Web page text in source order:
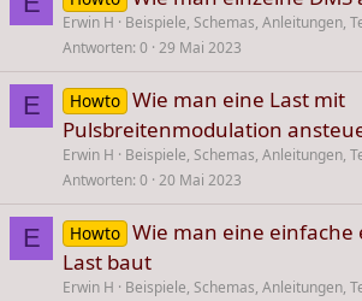
Erwin H
Beispiele, Schemas, Anleitungen,
Antworten 0 29 Mai 2023
E Howto Wie man eine Last mit
Pulsbreitenmodulation
Erwin H
Beispiele, Schemas, Anleitungen,
Antworten 0 20 Mai 2023
E Howto Wie man eine einfache
Last baut
Erwin H
Beispiele, Schemas, Anleitungen,